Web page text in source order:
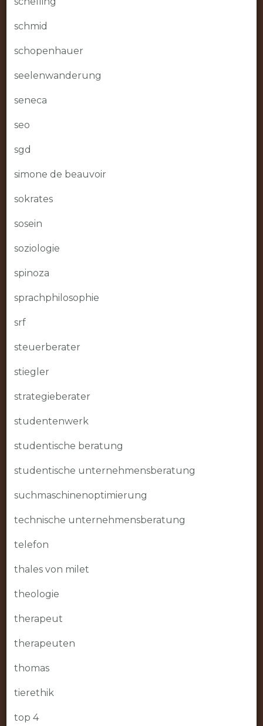
schmid
schopenhauer
seelenwanderung
seneca
seo
sgd
simone de beauvoir
sokrates
sosein
soziologie
spinoza
sprachphilosophie
srf
steuerberater
stiegler
strategieberater
studentenwerk
studentische beratung
studentische unternehmensberatung
suchmaschinenoptimierung
technische unternehmensberatung
telefon
thales von milet
theologie
therapeut
therapeuten
thomas
tierethik
top 4